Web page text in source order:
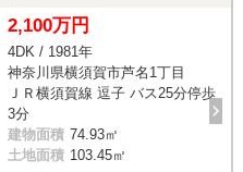
2,100万円
4DK / 1981年
神奈川県横須賀市芦名1丁目
ＪＲ横須賀線 逗子 バス25分停歩
3分
建物面積 74.93㎡
土地面積 103.45㎡